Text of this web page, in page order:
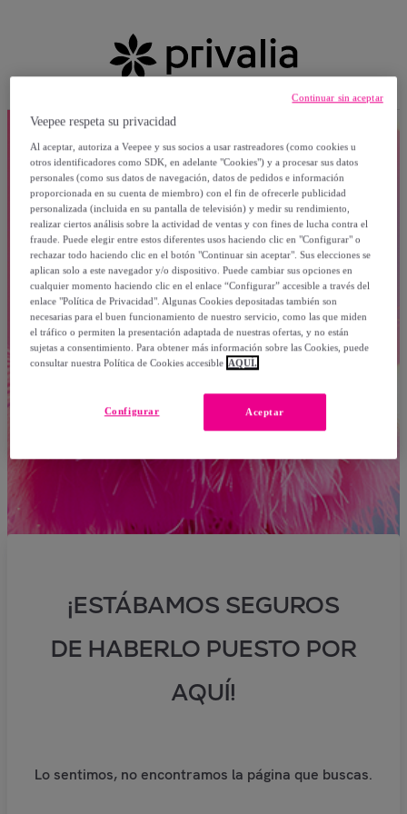
¡ESTÁBAMOS SEGUROS
DE HABERLO PUESTO POR
AQUÍ!
Lo sentimos, no encontramos la página que buscas.
Veepee respeta su privacidad
Al aceptar, autoriza a Veepee y sus socios a usar rastreadores (como cookies u
otros identificadores como SDK, en adelante "Cookies") y a procesar sus datos
personales (como sus datos de navegación, datos de pedidos e información
proporcionada en su cuenta de miembro) con el fin de ofrecerle publicidad
personalizada (incluida en su pantalla de televisión) y medir su rendimiento,
realizar ciertos análisis sobre la actividad de ventas y con fines de lucha contra el
fraude. Puede elegir entre estos diferentes usos haciendo clic en "Configurar" o
rechazar todo haciendo clic en el botón "Continuar sin aceptar". Sus elecciones se
aplican solo a este navegador y/o dispositivo. Puede cambiar sus opciones en
cualquier momento haciendo clic en el enlace “Configurar” accesible a través del
enlace "Política de Privacidad". Algunas Cookies depositadas también son
necesarias para el buen funcionamiento de nuestro servicio, como las que miden
el tráfico o permiten la presentación adaptada de nuestras ofertas, y no están
sujetas a consentimiento. Para obtener más información sobre las Cookies, puede
consultar nuestra Política de Cookies accesible AQUÍ.
Aceptar
Configurar
Continuar sin aceptar